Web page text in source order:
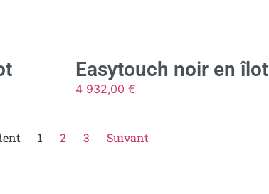
Easytouch noir en îlot
4 932,00 €
1 2 3 Suivant